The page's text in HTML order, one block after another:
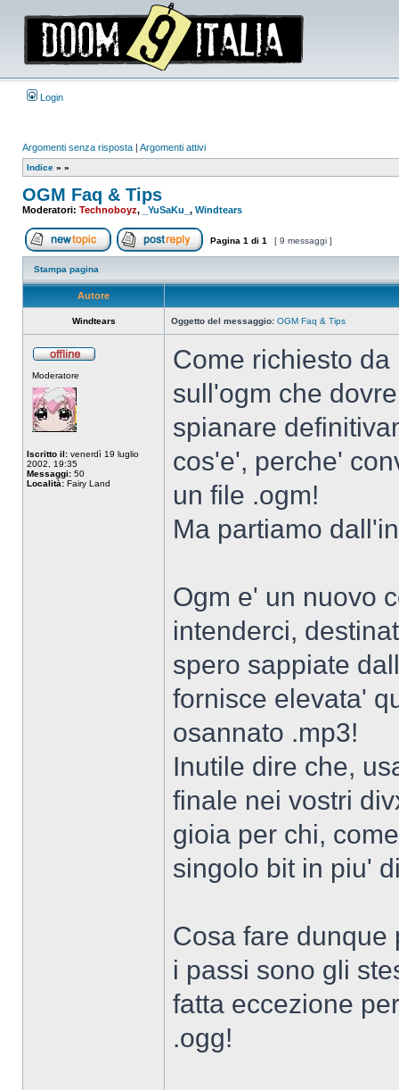
Login
Argomenti senza risposta | Argomenti attivi
Indice » »
OGM Faq & Tips
Moderatori: Technoboyz, _YuSaKu_ , Windtears
Apri un nuovo argomentoRispondi all’argomento
Pagina 1 di 1 [ 9 messaggi ]
Stampa pagina
Autore
Windtears Oggetto del messaggio: OGM Faq & Tips
Moderatore
Iscritto il: venerdì 19 luglio
2002, 19:35
Messaggi: 50
Località: Fairy Land
Come richiesto
sull'ogm che
spianare
cos'e', perche'
un file .ogm!
Ma partiamo
Ogm e' un nuovo
intenderci,
spero sappiate
fornisce elevata'
osannato .mp3!
Inutile dire che,
finale nei vostri
gioia per chi,
singolo bit in piu'
Cosa fare dunque
i passi sono gli
fatta eccezione
.ogg!